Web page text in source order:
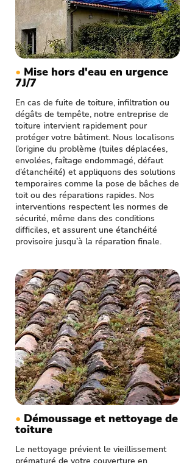
• Mise hors d'eau en urgence
7J/7
En cas de fuite de toiture, infiltration ou
dégâts de tempête, notre entreprise de
toiture intervient rapidement pour
protéger votre bâtiment. Nous localisons
l’origine du problème (tuiles déplacées,
envolées, faîtage endommagé, défaut
d’étanchéité) et appliquons des solutions
temporaires comme la pose de bâches de
toit ou des réparations rapides. Nos
interventions respectent les normes de
sécurité, même dans des conditions
difficiles, et assurent une étanchéité
provisoire jusqu’à la réparation finale.
• Démoussage et nettoyage de
toiture
Le nettoyage prévient le vieillissement